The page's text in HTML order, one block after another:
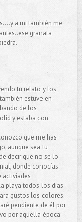
a mi también me
granata
tu relato y los
estuve en
de los
y estaba con
que me has
aunque sea tu
decir que no se lo
donde conocías
activiades
playa todos los días
gustos los colores.
pendiente de él por
por aquella época